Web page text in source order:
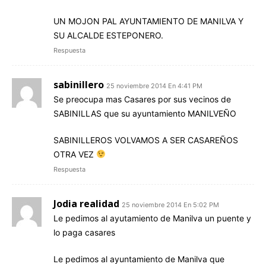
UN MOJON PAL AYUNTAMIENTO DE MANILVA Y
SU ALCALDE ESTEPONERO.
Respuesta
sabinillero 25 noviembre 2014 En 4:41 PM
Se preocupa mas Casares por sus vecinos de
SABINILLAS que su ayuntamiento MANILVEÑO
SABINILLEROS VOLVAMOS A SER CASAREÑOS
OTRA VEZ
Respuesta
Jodia realidad 25 noviembre 2014 En 5:02 PM
Le pedimos al ayutamiento de Manilva un puente y
lo paga casares
Le pedimos al ayuntamiento de Manilva que